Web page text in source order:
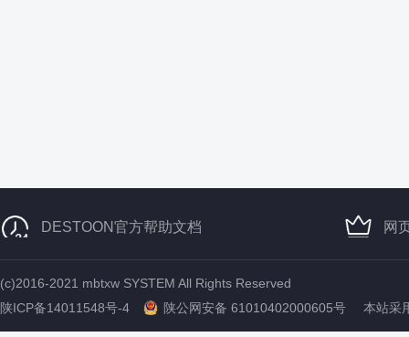
DESTOON官方帮助文档 网
(c)2016-2021 mbtxw SYSTEM All Rights Reserved
陕ICP备14011548号-4
陕公网安备 61010402000605号 本站采